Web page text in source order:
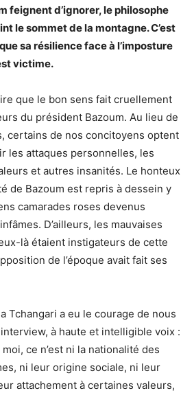
feignent d’ignorer, le philosophe
le sommet de la montagne. C’est
sa résilience face à l’imposture
victime.
que le bon sens fait cruellement
du président Bazoum. Au lieu de
certains de nos concitoyens optent
les attaques personnelles, les
et autres insanités. Le honteux
de Bazoum est repris à dessein y
camarades roses devenus
D’ailleurs, les mauvaises
là étaient instigateurs de cette
de l’époque avait fait ses
Tchangari a eu le courage de nous
à haute et intelligible voix :
ce n’est ni la nationalité des
ni leur origine sociale, ni leur
attachement à certaines valeurs,